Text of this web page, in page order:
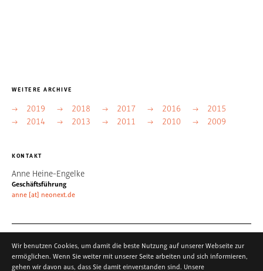
WEITERE ARCHIVE
2019 2018 2017 2016
2015
2014
2013 2011 2010 2009
KONTAKT
Anne Heine-Engelke
Geschäftsführung
anne [at] neonext.de
Wir benutzen Cookies, um damit die beste Nutzung auf unserer Webseite zur
ermöglichen. Wenn Sie weiter mit unserer Seite arbeiten und sich informieren,
gehen wir davon aus, dass Sie damit einverstanden sind. Unsere